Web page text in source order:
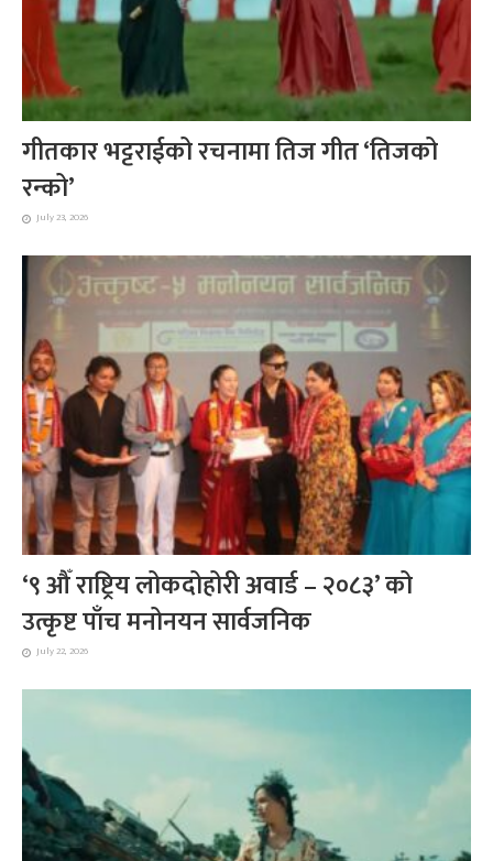
गीतकार भट्टराईको रचनामा तिज गीत ‘तिजको
रन्को’
July 23, 2026
‘९ औँ राष्ट्रिय लोकदोहोरी अवार्ड – २०८३’ को
उत्कृष्ट पाँच मनोनयन सार्वजनिक
July 22, 2026